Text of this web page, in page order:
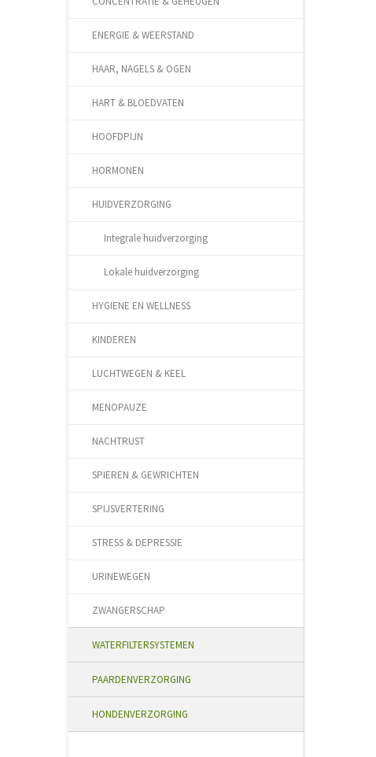
ENERGIE & WEERSTAND
HAAR, NAGELS & OGEN
HART & BLOEDVATEN
HOOFDPIJN
HORMONEN
HUIDVERZORGING
Integrale huidverzorging
Lokale huidverzorging
HYGIENE EN WELLNESS
KINDEREN
LUCHTWEGEN & KEEL
MENOPAUZE
NACHTRUST
SPIEREN & GEWRICHTEN
SPIJSVERTERING
STRESS & DEPRESSIE
URINEWEGEN
ZWANGERSCHAP
WATERFILTERSYSTEMEN
PAARDENVERZORGING
HONDENVERZORGING